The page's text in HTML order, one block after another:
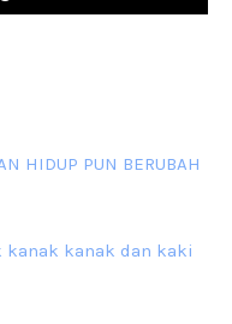
belum terlambat untuk che
ni 4 Zulhijjah 1444 Hijrah,
Lama betul che mat tak
HIDUP PUN BERUBAH
kanak kanak dan kaki